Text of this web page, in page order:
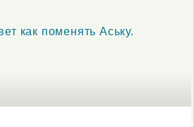
как поменять Аську.